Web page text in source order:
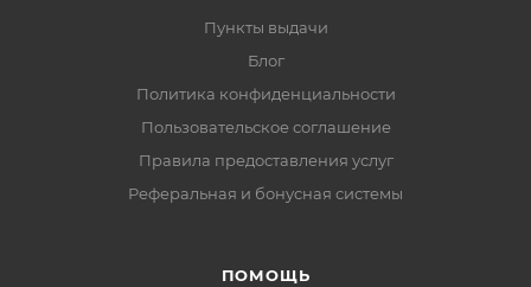
Пункты выдачи
Блог
Политика конфиденциальности
Пользовательское соглашение
Правила предоставления услуг
Реферальная и бонусная системы
ПОМОЩЬ